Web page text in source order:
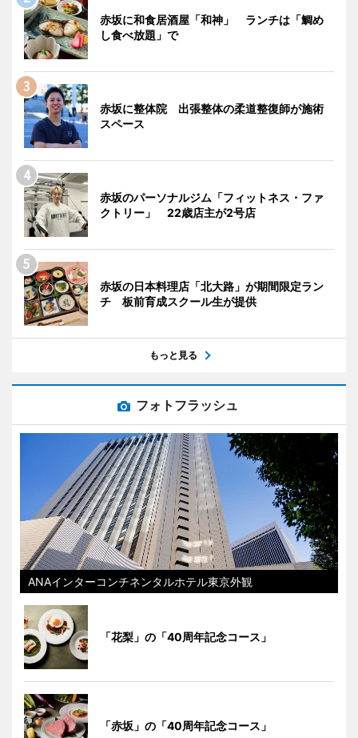
赤坂に和食居酒屋「和神」 ランチは「鯛め
し食べ放題」で
赤坂に整体院 出張整体の柔道整復師が施術
スペース
赤坂のパーソナルジム「フィットネス・ファ
クトリー」 22歳店主が2号店
赤坂の日本料理店「北大路」が期間限定ラン
チ 板前育成スクール生が提供
もっと見る
フォトフラッシュ
ANAインターコンチネンタルホテル東京外観
「花梨」の「40周年記念コース」
「赤坂」の「40周年記念コース」